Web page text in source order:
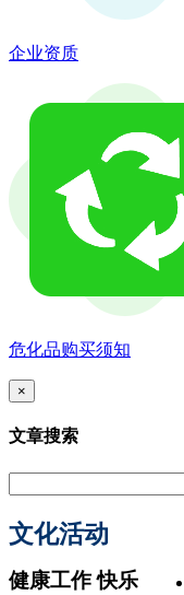
企业资质
危化品购买须知
×
文章搜索
文化活动
健康工作 快乐